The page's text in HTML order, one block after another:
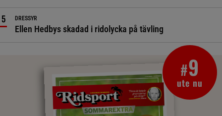
DRESSYR
Ellen Hedbys skadad i ridolycka på tävling
#9
ute nu